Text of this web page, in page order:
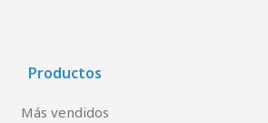
Productos
Más vendidos